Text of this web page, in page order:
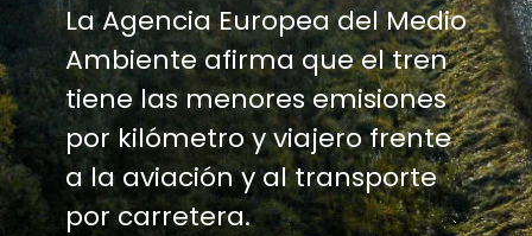
La Agencia Europea del Medio
Ambiente afirma que el tren
tiene las menores emisiones
por kilómetro y viajero frente
a la aviación y al transporte
por carretera.